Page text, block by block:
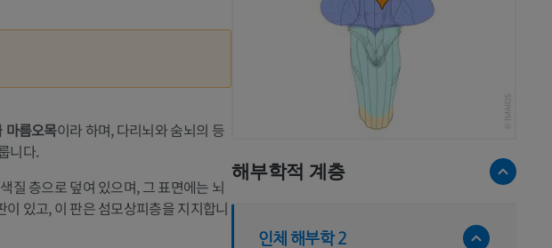
마름오목이라 하며, 다리뇌와 숨뇌의 등
니다.
질 층으로 덮여 있으며, 그 표면에는 뇌
있고, 이 판은 섬모상피층을 지지합니
해부학적 계층
인체 해부학 2